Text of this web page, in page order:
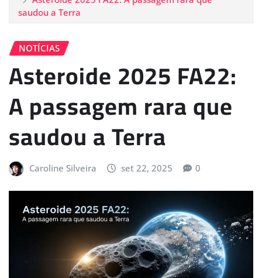
saudou a Terra
NOTÍCIAS
Asteroide 2025 FA22:
A passagem rara que
saudou a Terra
Caroline Silveira set 22, 2025 0